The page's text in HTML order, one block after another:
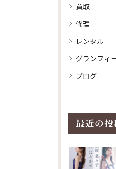
買取
修理
レンタル
グランフィ
ブログ
最近の投